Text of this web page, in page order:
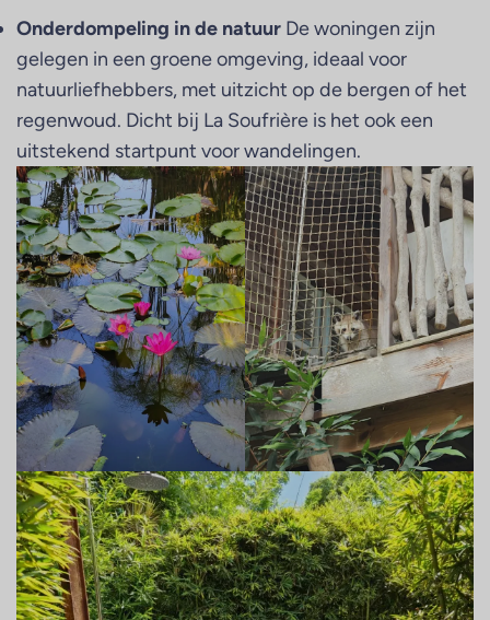
Onderdompeling in de natuur De woningen zijn
gelegen in een groene omgeving, ideaal voor
natuurliefhebbers, met uitzicht op de bergen of het
regenwoud. Dicht bij La Soufrière is het ook een
uitstekend startpunt voor wandelingen.